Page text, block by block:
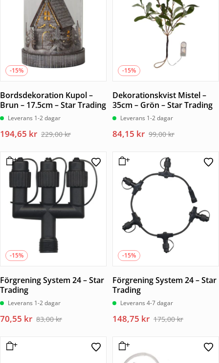
-15%
Bordsdekoration Kupol –
Brun – 17.5cm – Star Trading
Leverans 1-2 dagar
229,00kr
Det
priset
var:
229,00 kr.
194,65 kr
Det
priset
är:
194,65 kr.
-15%
Dekorationskvist Mistel –
35cm – Grön – Star Trading
Leverans 1-2 dagar
99,00kr
Det
priset
var:
99,00 kr.
84,15 kr
Det
priset
är:
84,15 kr.
-15%
Förgrening System 24 – Star
Trading
Leverans 1-2 dagar
83,00kr
Det
priset
var:
70,55 kr
Det
priset
är:
-15%
Förgrening System 24 – Star
Trading
Leverans 4-7 dagar
175,00kr
Det
priset
var:
148,75 kr
Det
priset
är: